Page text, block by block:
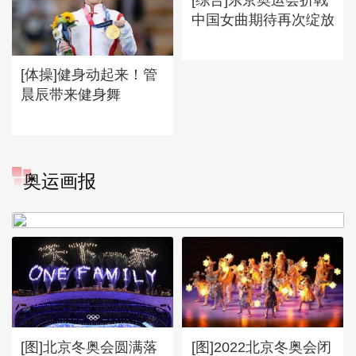
[体操]健身动起来！管
晨辰带来健身舞
中国女曲期待再次绽放
奥运画报
[图]冬奥会冬残奥会表彰大会
[图]北京冬奥会圆满落
[图]2022北京冬奥会闭